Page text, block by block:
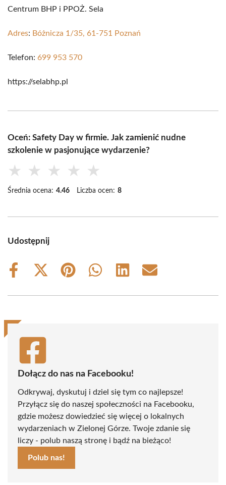
Centrum BHP i PPOŻ. Sela
Adres: Bóżnicza 1/35, 61-751 Poznań
Telefon: 699 953 570
https://selabhp.pl
Oceń: Safety Day w firmie. Jak zamienić nudne
szkolenie w pasjonujące wydarzenie?
★ ★ ★ ★ ★
Średnia ocena: 4.46 Liczba ocen: 8
Udostępnij
Share
Share
(Twitter)
Share
Share
Share
Share
Dołącz do nas na Facebooku!
Odkrywaj, dyskutuj i dziel się tym co najlepsze!
Przyłącz się do naszej społeczności na Facebooku,
gdzie możesz dowiedzieć się więcej o lokalnych
wydarzeniach w Zielonej Górze. Twoje zdanie się
liczy - polub naszą stronę i bądź na bieżąco!
Polub nas!